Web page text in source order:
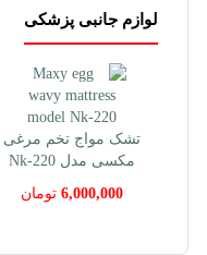
لوازم جانبی پزشکی
تشک مواج تخم مرغی
مکسی مدل Nk-220
6,000,000 تومان